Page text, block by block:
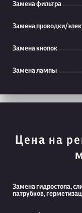
Замена фильтра
Замена проводки/
Замена кнопок
Замена лампы
Цена на
Замена гидростопа,
патрубков,